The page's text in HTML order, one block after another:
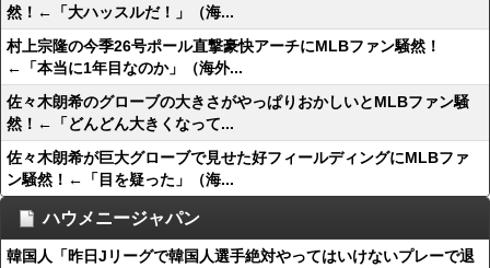
然！←「大ハッスルだ！」（海...
村上宗隆の今季26号ポール直撃豪快アーチにMLBファン騒然！
←「本当に1年目なのか」（海外...
佐々木朗希のグローブの大きさがやっぱりおかしいとMLBファン騒
然！←「どんどん大きくなって...
佐々木朗希が巨大グローブで見せた好フィールディングにMLBファ
ン騒然！←「目を疑った」（海...
ハウメニージャパン
韓国人「昨日Jリーグで韓国人選手絶対やってはいけないプレーで退